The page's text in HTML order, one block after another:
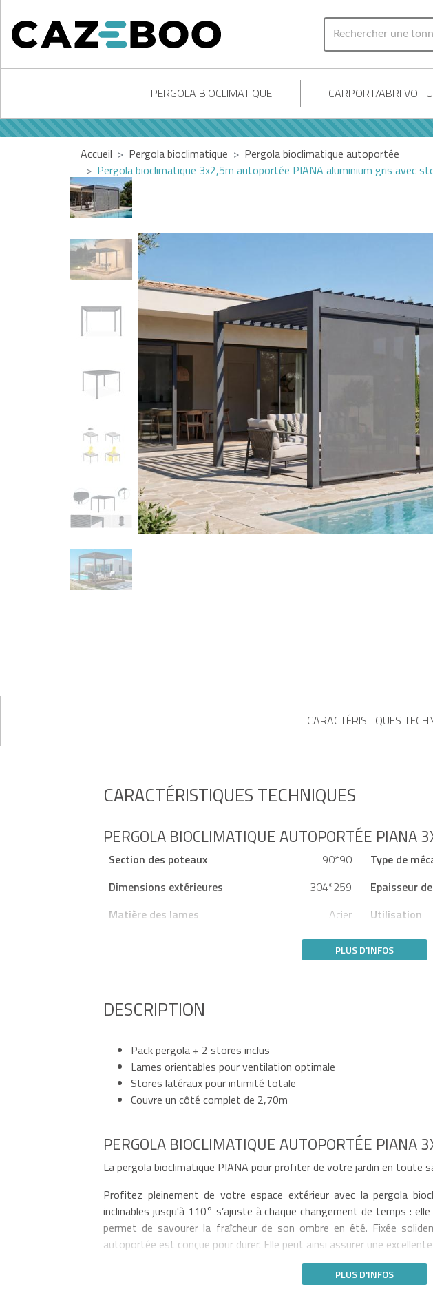
PERGOLA BIOCLIMATIQUE CARPORT/ABRI
Accueil Pergola bioclimatique
Pergola bioclimatique autoportée
Pergola bioclimatique 3x2,5m autoportée PIANA aluminium gris avec
CARACTÉRISTIQUES
CARACTÉRISTIQUES TECHNIQUES
PERGOLA BIOCLIMATIQUE AUTOPORTÉE PIANA
Section des poteaux 90*90 Type de
Dimensions extérieures
304*259 Epaisseur
Matière des lames
Acier Utilisation
PLUS D'INFOS
DESCRIPTION
Pack pergola + 2 stores inclus
Lames orientables pour ventilation optimale
Stores latéraux pour intimité totale
Couvre un côté complet de 2,70m
PERGOLA BIOCLIMATIQUE AUTOPORTÉE PIANA
La pergola bioclimatique PIANA pour profiter de votre jardin en toute
Profitez pleinement de votre espace extérieur avec la pergola
inclinables jusqu'à 110° s’ajuste à chaque changement de temps :
permet de savourer la fraîcheur de son ombre en été. Fixée
autoportée est conçue pour durer. Elle peut ainsi assurer une
PLUS D'INFOS